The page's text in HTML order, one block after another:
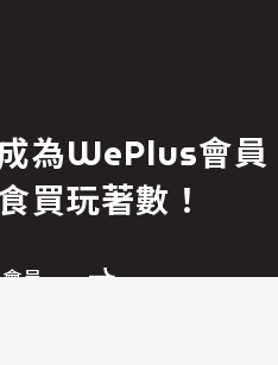
為WePlus會員
買玩著數！
員
繼續前往